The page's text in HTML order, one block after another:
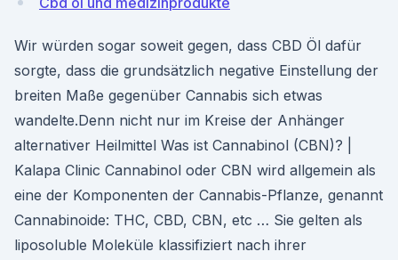
Wir würden sogar soweit gegen, dass CBD Öl dafür
sorgte, dass die grundsätzlich negative Einstellung der
breiten Maße gegenüber Cannabis sich etwas
wandelte.Denn nicht nur im Kreise der Anhänger
alternativer Heilmittel Was ist Cannabinol (CBN)? |
Kalapa Clinic Cannabinol oder CBN wird allgemein als
eine der Komponenten der Cannabis-Pflanze, genannt
Cannabinoide: THC, CBD, CBN, etc … Sie gelten als
liposoluble Moleküle klassifiziert nach ihrer